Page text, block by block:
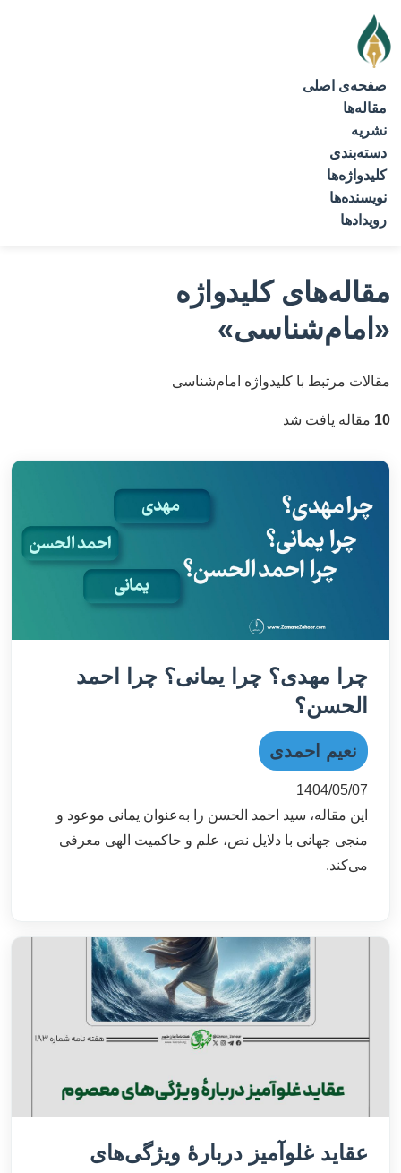
صفحه‌ی اصلی
مقاله‌ها
نشریه
دسته‌بندی
کلیدواژه‌ها
نویسنده‌ها
رویدادها
مقاله‌های کلیدواژه
«امام‌شناسی»
مقالات مرتبط با کلیدواژه امام‌شناسی
10 مقاله یافت شد
چرا مهدی؟ چرا یمانی؟ چرا احمد
الحسن؟
نعیم احمدی
1404/05/07
این مقاله، سید احمد الحسن را به‌عنوان یمانی موعود و
منجی جهانی با دلایل نص، علم و حاکمیت الهی معرفی
می‌کند.
عقاید غلوآمیز دربارۀ ویژگی‌های